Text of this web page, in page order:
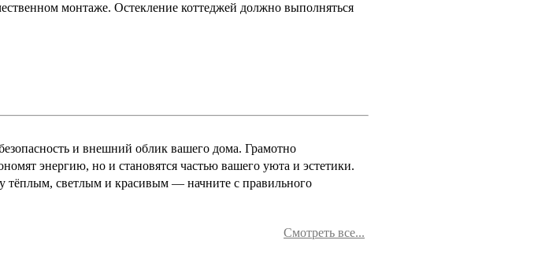
монтаже. Остекление коттеджей должно выполняться
и внешний облик вашего дома. Грамотно
энергию, но и становятся частью вашего уюта и эстетики.
тёплым, светлым и красивым — начните с правильного
Смотреть все...